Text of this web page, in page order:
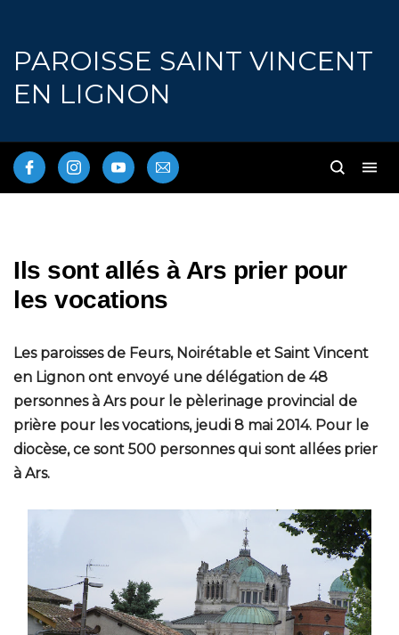
PAROISSE SAINT VINCENT
EN LIGNON
Ils sont allés à Ars prier pour
les vocations
Les paroisses de Feurs, Noirétable et Saint Vincent
en Lignon ont envoyé une délégation de 48
personnes à Ars pour le pèlerinage provincial de
prière pour les vocations, jeudi 8 mai 2014. Pour le
diocèse, ce sont 500 personnes qui sont allées prier
à Ars.